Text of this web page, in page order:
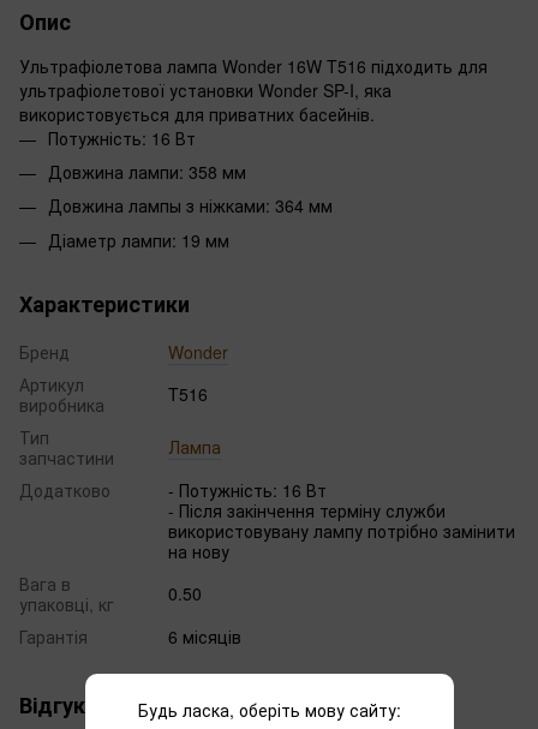
Опис
Ультрафіолетова лампа Wonder 16W T516 підходить для
ультрафіолетової установки Wonder SP-I, яка
використовується для приватних басейнів.
Потужність: 16 Вт
Довжина лампи: 358 мм
Довжина лампы з ніжками: 364 мм
Діаметр лампи: 19 мм
Характеристики
Бренд
Wonder
Артикул
виробника
T516
Тип
запчастини
Лампа
Додатково
- Потужність: 16 Вт
- Після закінчення терміну служби
використовувану лампу потрібно замінити
на нову
Вага в
упаковці, кг
0.50
Гарантія
6 місяців
Відгуки Будь ласка, оберіть мову сайту: